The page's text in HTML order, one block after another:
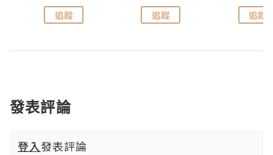
追蹤 追蹤 追蹤
發表評論
登入發表評論